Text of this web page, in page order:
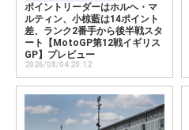
ポイントリーダーはホルヘ・マ
ルティン、小椋藍は14ポイント
差、ランク2番手から後半戦スタ
ート【MotoGP第12戦イギリス
GP】プレビュー
2026/08/04 20:12